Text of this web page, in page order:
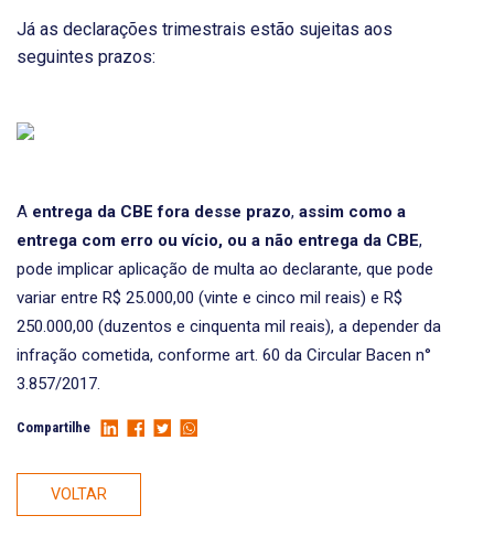
Já as declarações trimestrais estão sujeitas aos
seguintes prazos:
A entrega da CBE fora desse prazo, assim como a
entrega com erro ou vício, ou a não entrega da CBE,
pode implicar aplicação de multa ao declarante, que pode
variar entre R$ 25.000,00 (vinte e cinco mil reais) e R$
250.000,00 (duzentos e cinquenta mil reais), a depender da
infração cometida, conforme art. 60 da Circular Bacen n°
3.857/2017.
Compartilhe
VOLTAR